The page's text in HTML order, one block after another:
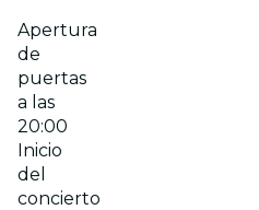
Apertura
de
puertas
a las
20:00
Inicio
del
concierto